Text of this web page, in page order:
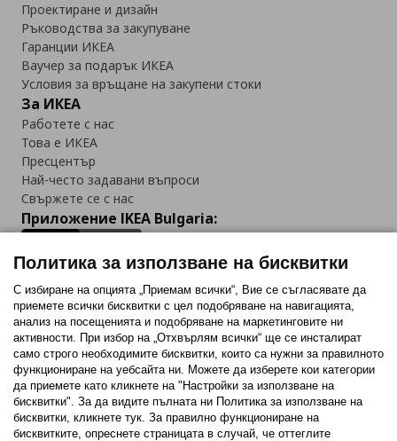
Проектиране и дизайн
Ръководства за закупуване
Гаранции ИКЕА
Ваучер за подарък ИКЕА
Условия за връщане на закупени стоки
За ИКЕА
Работете с нас
Това е ИКЕА
Пресцентър
Най-често задавани въпроси
Свържете се с нас
Приложение IKEA Bulgaria:
Последвайте ни:
FacebookTwitterYoutubePinterestInstagram
Политика за използване на бисквитки
С избиране на опцията „Приемам всички“, Вие се съгласявате да
приемете всички бисквитки с цел подобряване на навигацията,
анализ на посещенията и подобряване на маркетинговите ни
активности. При избор на „Отхвърлям всички“ ще се инсталират
само строго необходимитe бисквитки, които са нужни за правилното
функциониране на уебсайта ни. Можете да изберете кои категории
да приемете като кликнете на "Настройки за използване на
бисквитки". За да видите пълната ни Политика за използване на
бисквитки, кликнете тук. За правилно функциониране на
бисквитките, опреснете страницата в случай, че оттеглите